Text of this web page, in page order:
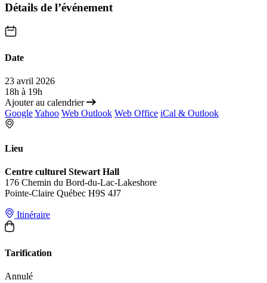
Détails de l’événement
Date
23 avril 2026
18h à 19h
Ajouter au calendrier
GoogleYahoo Web Outlook Web Office iCal & Outlook
Lieu
Centre culturel Stewart Hall
176 Chemin du Bord-du-Lac-Lakeshore
Pointe-Claire Québec H9S 4J7
Itinéraire
Tarification
Annulé